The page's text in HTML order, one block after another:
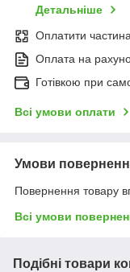
Детальніше
Оплатити
Оплата на
Готівкою при
Всі умови оплати
Умови
Повернення товару
Всі умови
Подібні товари